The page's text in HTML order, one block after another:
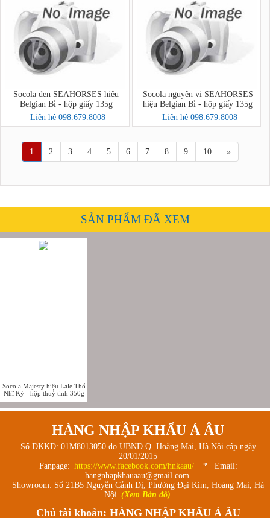
Socola đen SEAHORSES hiệu
Belgian Bỉ - hộp giấy 135g
Liên hệ 098.679.8008
Socola nguyên vị SEAHORSES
hiệu Belgian Bỉ - hộp giấy 135g
Liên hệ 098.679.8008
1 2 3 4 5 6 7 8 9 10 »
SẢN PHẨM ĐÃ XEM
Socola Majesty hiệu Lale Thổ
Nhĩ Kỳ - hộp thuỷ tinh 350g
HÀNG NHẬP KHẨU Á ÂU
Số ĐKKD: 01M8013050 do UBND Q. Hoàng Mai, Hà Nội cấp ngày
20/01/2015
Fanpage: https://www.facebook.com/hnkaau/
* Email:
hangnhapkhauaau@gmail.com
Showroom: Số 21B5 Nguyễn Cảnh Dị, Phường Đại Kim, Hoàng Mai, Hà
Nội (Xem Bản đồ)
Chủ tài khoản: HÀNG NHẬP KHẨU Á ÂU